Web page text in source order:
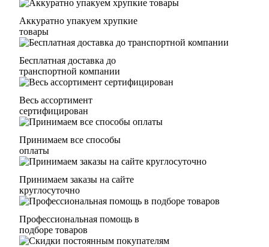
Аккуратно упакуем хрупкие
товары
Бесплатная доставка до
транспортной компании
Весь ассортимент
сертифицирован
Принимаем все способы
оплаты
Принимаем заказы на сайте
круглосуточно
Профессиональная помощь в
подборе товаров